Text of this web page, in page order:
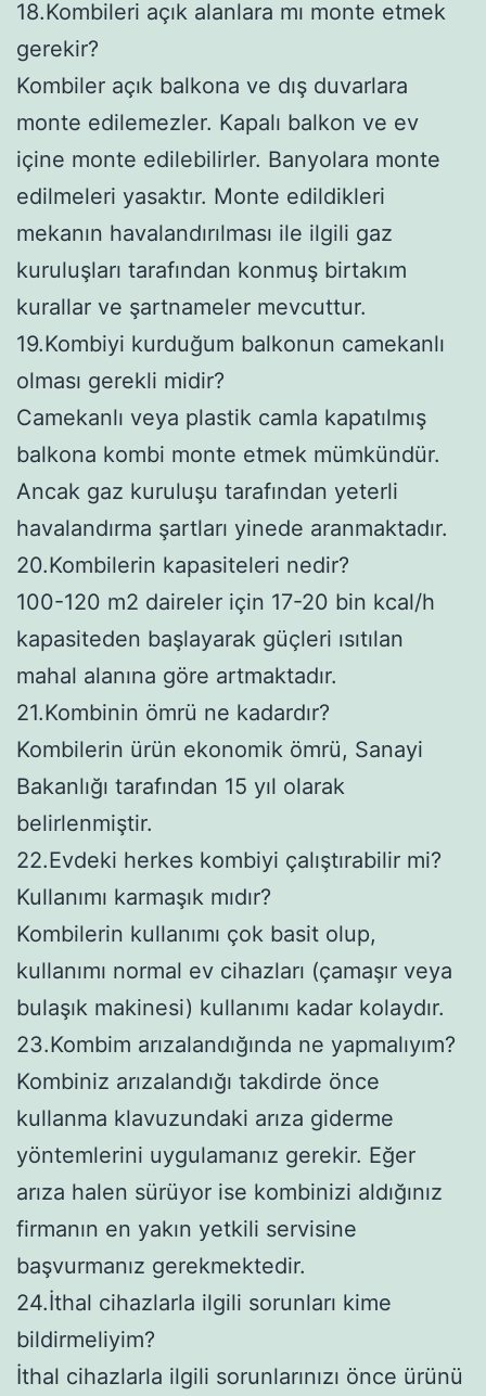
18.Kombileri açık alanlara mı monte etmek
gerekir?
Kombiler açık balkona ve dış duvarlara
monte edilemezler. Kapalı balkon ve ev
içine monte edilebilirler. Banyolara monte
edilmeleri yasaktır. Monte edildikleri
mekanın havalandırılması ile ilgili gaz
kuruluşları tarafından konmuş birtakım
kurallar ve şartnameler mevcuttur.
19.Kombiyi kurduğum balkonun camekanlı
olması gerekli midir?
Camekanlı veya plastik camla kapatılmış
balkona kombi monte etmek mümkündür.
Ancak gaz kuruluşu tarafından yeterli
havalandırma şartları yinede aranmaktadır.
20.Kombilerin kapasiteleri nedir?
100-120 m2 daireler için 17-20 bin kcal/h
kapasiteden başlayarak güçleri ısıtılan
mahal alanına göre artmaktadır.
21.Kombinin ömrü ne kadardır?
Kombilerin ürün ekonomik ömrü, Sanayi
Bakanlığı tarafından 15 yıl olarak
belirlenmiştir.
22.Evdeki herkes kombiyi çalıştırabilir mi?
Kullanımı karmaşık mıdır?
Kombilerin kullanımı çok basit olup,
kullanımı normal ev cihazları (çamaşır veya
bulaşık makinesi) kullanımı kadar kolaydır.
23.Kombim arızalandığında ne yapmalıyım?
Kombiniz arızalandığı takdirde önce
kullanma klavuzundaki arıza giderme
yöntemlerini uygulamanız gerekir. Eğer
arıza halen sürüyor ise kombinizi aldığınız
firmanın en yakın yetkili servisine
başvurmanız gerekmektedir.
24.İthal cihazlarla ilgili sorunları kime
bildirmeliyim?
İthal cihazlarla ilgili sorunlarınızı önce ürünü